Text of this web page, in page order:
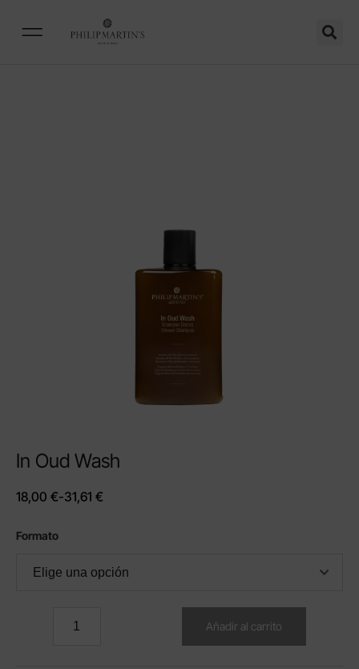
In Oud Wash
18,00 €-31,61 €
Formato
Añadir al carrito